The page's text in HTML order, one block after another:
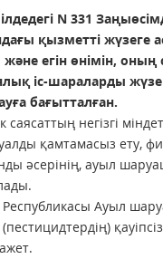
N 331
қызметтi
егiн өнiмiн, оның
iс-шараларды
бағытталған.
негiзгi
қамтамасыз ету,
әсерiнiң, ауыл
Ауыл